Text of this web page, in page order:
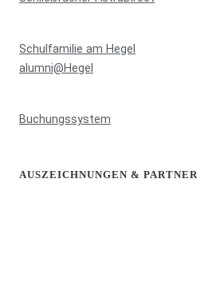
Schulfamilie am Hegel
alumni@Hegel
Buchungssystem
AUSZEICHNUNGEN & PARTNER